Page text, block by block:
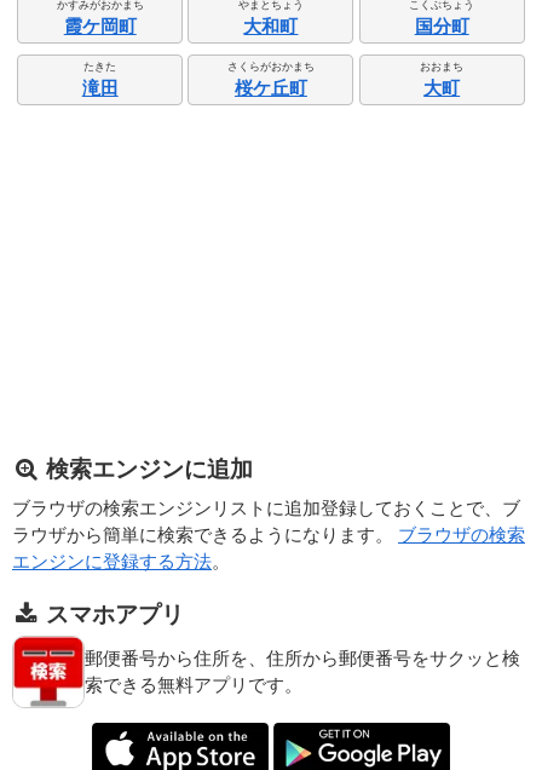
かすみがおかまち
霞ケ岡町
やまとちょう
大和町
こくぶちょう
国分町
たきた
滝田
さくらがおかまち
桜ケ丘町
おおまち
大町
検索エンジンに追加
ブラウザの検索エンジンリストに追加登録しておくことで、ブ
ラウザから簡単に検索できるようになります。 ブラウザの検索
エンジンに登録する方法。
スマホアプリ
郵便番号から住所を、住所から郵便番号をサクッと検
索できる無料アプリです。